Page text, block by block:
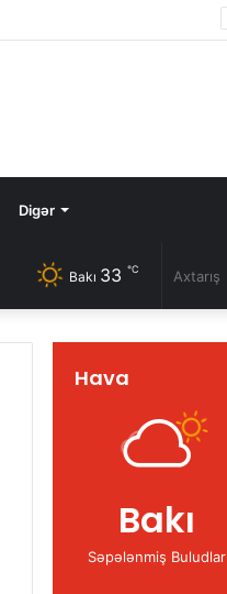
Digər
Bakı 33 ℃
Hava
Bakı
Səpələnmiş Buludlar